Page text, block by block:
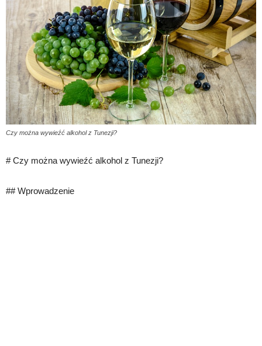
Czy można wywieźć alkohol z Tunezji?
# Czy można wywieźć alkohol z Tunezji?
## Wprowadzenie